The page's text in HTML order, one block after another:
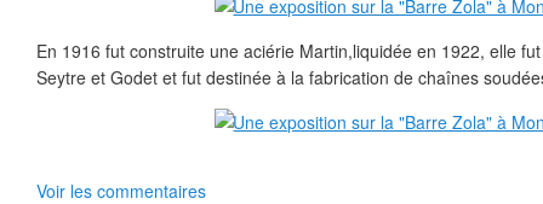
En 1916 fut construite une aciérie Martin,liquidée en 1922, elle
Seytre et Godet et fut destinée à la fabrication de chaînes
Voir les commentaires